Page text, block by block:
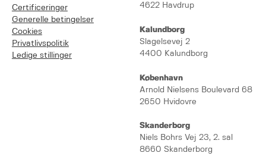
Certificeringer
Generelle betingelser
Cookies
Privatlivspolitik
Ledige stillinger
4622 Havdrup
Kalundborg
Slagelsevej 2
4400 Kalundborg
København
Arnold Nielsens Boulevard 68
2650 Hvidovre
Skanderborg
Niels Bohrs Vej 23, 2. sal
8660 Skanderborg